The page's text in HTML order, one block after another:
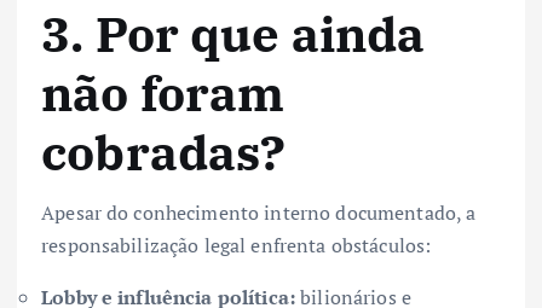
3. Por que ainda
não foram
cobradas?
Apesar do conhecimento interno documentado, a
responsabilização legal enfrenta obstáculos:
Lobby e influência política:bilionários e